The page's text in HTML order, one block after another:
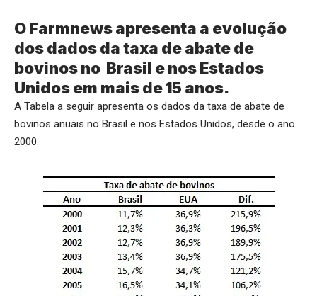
O Farmnews apresenta a evolução
dos dados da taxa de abate de
bovinos no Brasil e nos Estados
Unidos em mais de 15 anos.
A Tabela a seguir apresenta os dados da taxa de abate de
bovinos anuais no Brasil e nos Estados Unidos, desde o ano
2000.